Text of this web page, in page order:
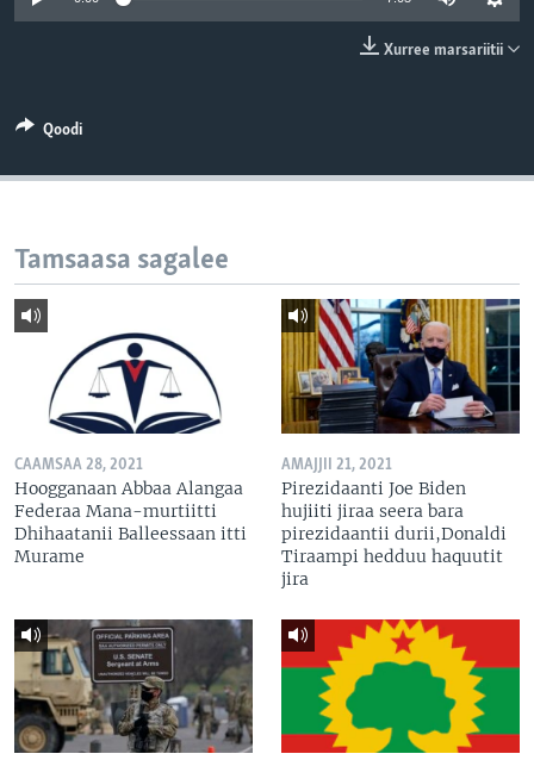
Xurree marsariitii
Qoodi
Tamsaasa sagalee
CAAMSAA 28, 2021
Hoogganaan Abbaa Alangaa
Federaa Mana-murtiitti
Dhihaatanii Balleessaan itti
Murame
AMAJJII 21, 2021
Pirezidaanti Joe Biden
hujiiti jiraa seera bara
pirezidaantii durii,Donaldi
Tiraampi hedduu haquutit
jira